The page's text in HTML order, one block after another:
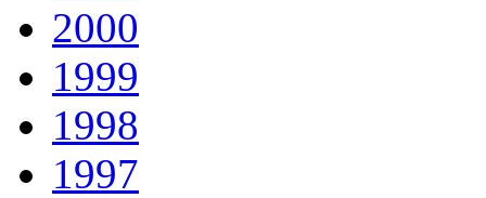
2000
1999
1998
1997